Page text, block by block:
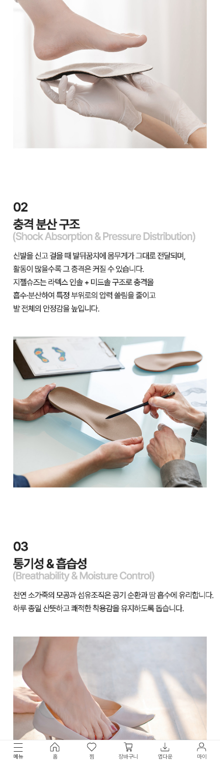
메뉴 홈 찜 장바구니 앱다운 마이